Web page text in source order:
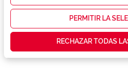
las
que realmente
contenidos
personalizados
PERMITIR LA
RECHAZAR TODAS
Serviços exclusivos